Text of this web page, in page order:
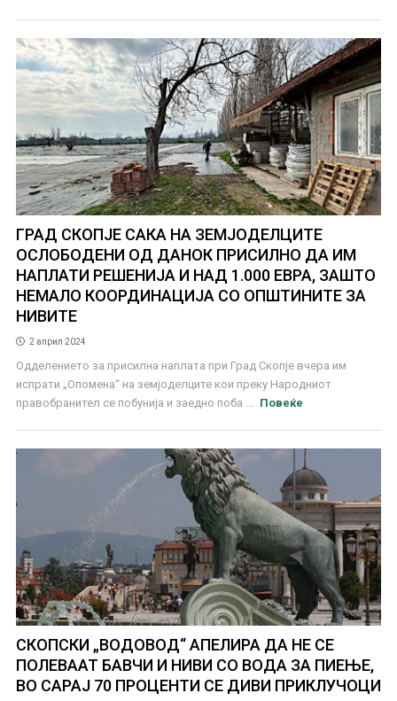
ГРАД СКОПЈЕ САКА НА ЗЕМЈОДЕЛЦИТЕ
ОСЛОБОДЕНИ ОД ДАНОК ПРИСИЛНО ДА ИМ
НАПЛАТИ РЕШЕНИЈА И НАД 1.000 ЕВРА, ЗАШТО
НЕМАЛО КООРДИНАЦИЈА СО ОПШТИНИТЕ ЗА
НИВИТЕ
2 април 2024
Одделението за присилна наплата при Град Скопје вчера им
испрати „Опомена“ на земјоделците кои преку Народниот
правобранител се побунија и заедно поба ...
Повеќе
СКОПСКИ „ВОДОВОД“ АПЕЛИРА ДА НЕ СЕ
ПОЛЕВААТ БАВЧИ И НИВИ СО ВОДА ЗА ПИЕЊЕ,
ВО САРАЈ 70 ПРОЦЕНТИ СЕ ДИВИ ПРИКЛУЧОЦИ